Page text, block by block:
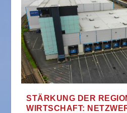
STÄRKUNG DER
WIRTSCHAFT: